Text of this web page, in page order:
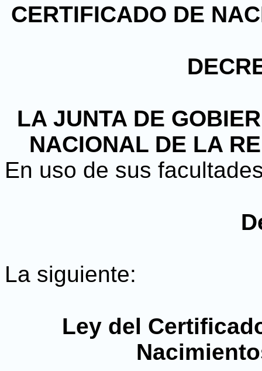
CERTIFICADO DE
LA JUNTA DE
NACIONAL DE LA
En uso de sus
La siguiente:
Ley del